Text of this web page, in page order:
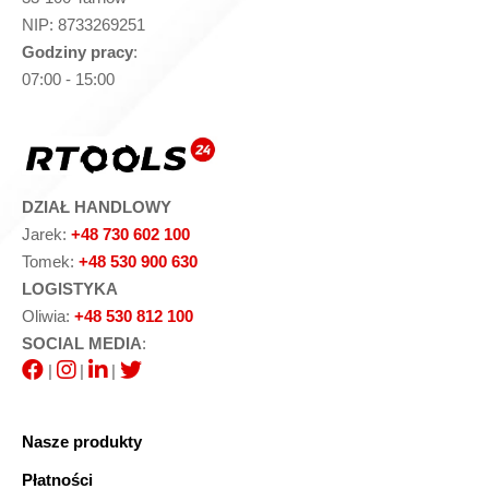
NIP: 8733269251
Godziny pracy:
07:00 - 15:00
DZIAŁ HANDLOWY
Jarek: +48 730 602 100
Tomek: +48 530 900 630
LOGISTYKA
Oliwia: +48 530 812 100
SOCIAL MEDIA:
|
| |
Nasze produkty
Płatności